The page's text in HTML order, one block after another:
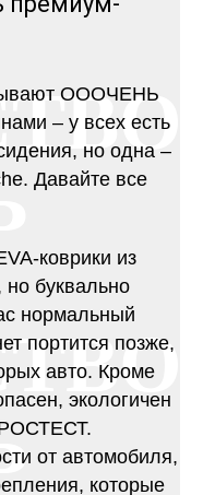
ОООЧЕНЬ
– у всех есть
но одна –
Давайте все
коврики из
буквально
нормальный
портится позже,
авто. Кроме
экологичен
от автомобиля,
которые